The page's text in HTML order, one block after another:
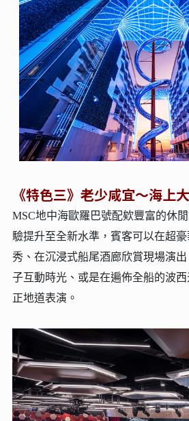
《特色三》老少咸宜～海上
MSC地中海歐羅巴號配欸豐富的休
驗提升至全新水準，賓客可以在超
秀、在沉浸式船尾酒廊欣賞現場演
子互動時光、或是在遍佈全船的波
正地道表演。